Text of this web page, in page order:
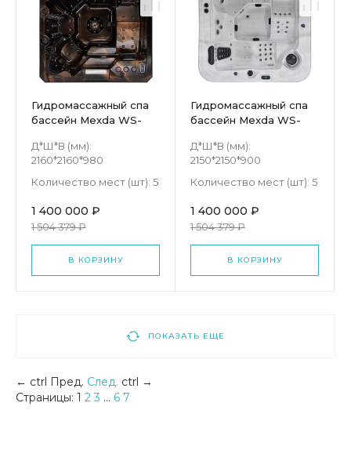
Гидромассажный спа
бассейн Mexda WS-
Д*Ш*В (мм):
2160*2160*980
Количество мест (шт): 5
1 400 000 ₽
1 504 379 ₽
В КОРЗИНУ
Гидромассажный спа
бассейн Mexda WS-
Д*Ш*В (мм):
2150*2150*900
Количество мест (шт): 5
1 400 000 ₽
1 504 379 ₽
В КОРЗИНУ
ПОКАЗАТЬ ЕЩЕ
← ctrl Пред. След. ctrl →
Страницы: 1 2 3 ... 6 7